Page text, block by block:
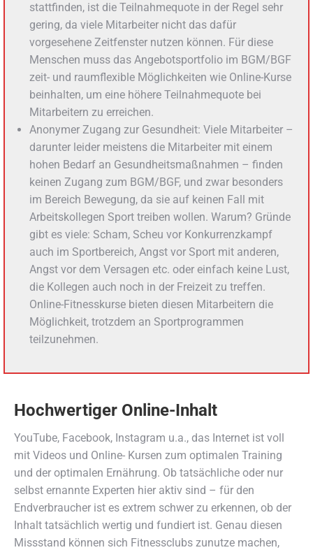
stattfinden, ist die Teilnahmequote in der Regel sehr
gering, da viele Mitarbeiter nicht das dafür
vorgesehene Zeitfenster nutzen können. Für diese
Menschen muss das Angebotsportfolio im BGM/BGF
zeit- und raumflexible Möglichkeiten wie Online-Kurse
beinhalten, um eine höhere Teilnahmequote bei
Mitarbeitern zu erreichen.
Anonymer Zugang zur Gesundheit: Viele Mitarbeiter –
darunter leider meistens die Mitarbeiter mit einem
hohen Bedarf an Gesundheitsmaßnahmen – finden
keinen Zugang zum BGM/BGF, und zwar besonders
im Bereich Bewegung, da sie auf keinen Fall mit
Arbeitskollegen Sport treiben wollen. Warum? Gründe
gibt es viele: Scham, Scheu vor Konkurrenzkampf
auch im Sportbereich, Angst vor Sport mit anderen,
Angst vor dem Versagen etc. oder einfach keine Lust,
die Kollegen auch noch in der Freizeit zu treffen.
Online-Fitnesskurse bieten diesen Mitarbeitern die
Möglichkeit, trotzdem an Sportprogrammen
teilzunehmen.
Hochwertiger Online-Inhalt
YouTube, Facebook, Instagram u.a., das Internet ist voll
mit Videos und Online- Kursen zum optimalen Training
und der optimalen Ernährung. Ob tatsächliche oder nur
selbst ernannte Experten hier aktiv sind – für den
Endverbraucher ist es extrem schwer zu erkennen, ob der
Inhalt tatsächlich wertig und fundiert ist. Genau diesen
Missstand können sich Fitnessclubs zunutze machen,